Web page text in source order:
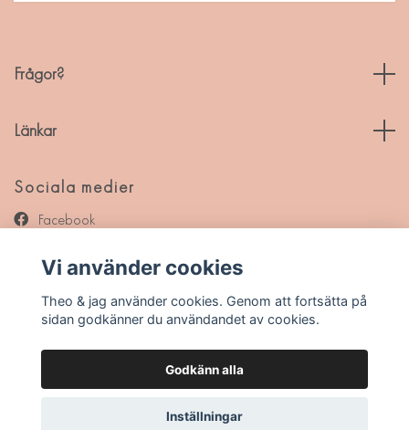
Frågor?
Länkar
Sociala medier
Facebook
Pinterest
© 2026 Theo & jag
Vi använder cookies
Theo & jag använder cookies. Genom att fortsätta på
sidan godkänner du användandet av cookies.
Godkänn alla
Inställningar